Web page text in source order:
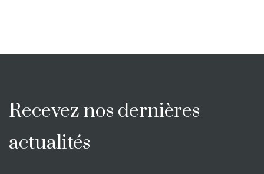
Recevez nos dernières
actualités